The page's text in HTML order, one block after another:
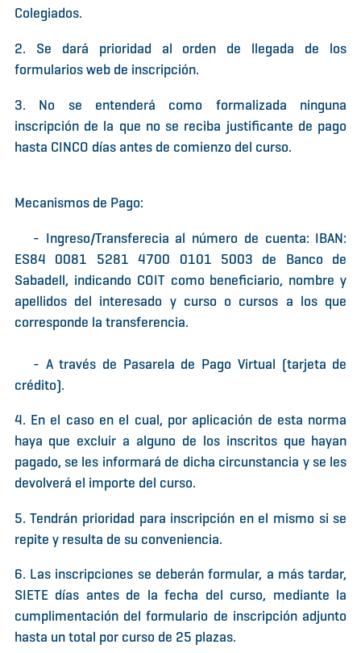
Colegiados.
2. Se dará prioridad al orden de llegada de los
formularios web de inscripción.
3. No se entenderá como formalizada ninguna
inscripción de la que no se reciba justificante de pago
hasta CINCO días antes de comienzo del curso.
Mecanismos de Pago:
- Ingreso/Transferecia al número de cuenta: IBAN:
ES84 0081 5281 4700 0101 5003 de Banco de
Sabadell, indicando COIT como beneficiario, nombre y
apellidos del interesado y curso o cursos a los que
corresponde la transferencia.
- A través de Pasarela de Pago Virtual (tarjeta de
crédito).
4. En el caso en el cual, por aplicación de esta norma
haya que excluir a alguno de los inscritos que hayan
pagado, se les informará de dicha circunstancia y se les
devolverá el importe del curso.
5. Tendrán prioridad para inscripción en el mismo si se
repite y resulta de su conveniencia.
6. Las inscripciones se deberán formular, a más tardar,
SIETE días antes de la fecha del curso, mediante la
cumplimentación del formulario de inscripción adjunto
hasta un total por curso de 25 plazas.